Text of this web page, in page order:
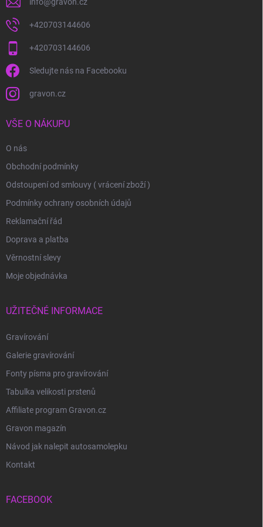
info@gravon.cz
+420703144606
+420703144606
Sledujte nás na Facebooku
gravon.cz
VŠE O NÁKUPU
O nás
Obchodní podmínky
Odstoupení od smlouvy ( vrácení zboží )
Podmínky ochrany osobních údajů
Reklamační řád
Doprava a platba
Věrnostní slevy
Moje objednávka
UŽITEČNÉ INFORMACE
Gravírování
Galerie gravírování
Fonty písma pro gravírování
Tabulka velikosti prstenů
Affiliate program Gravon.cz
Gravon magazín
Návod jak nalepit autosamolepku
Kontakt
FACEBOOK